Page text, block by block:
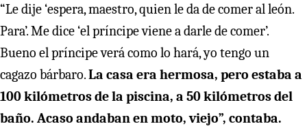
“Le dije ‘espera, maestro, quien le da de comer al león.
Para’. Me dice ‘el príncipe viene a darle de comer’.
Bueno el príncipe verá como lo hará, yo tengo un
cagazo bárbaro.La casa era hermosa, pero estaba a
100 kilómetros de la piscina, a 50 kilómetros del
baño. Acaso andaban en moto, viejo”, contaba.